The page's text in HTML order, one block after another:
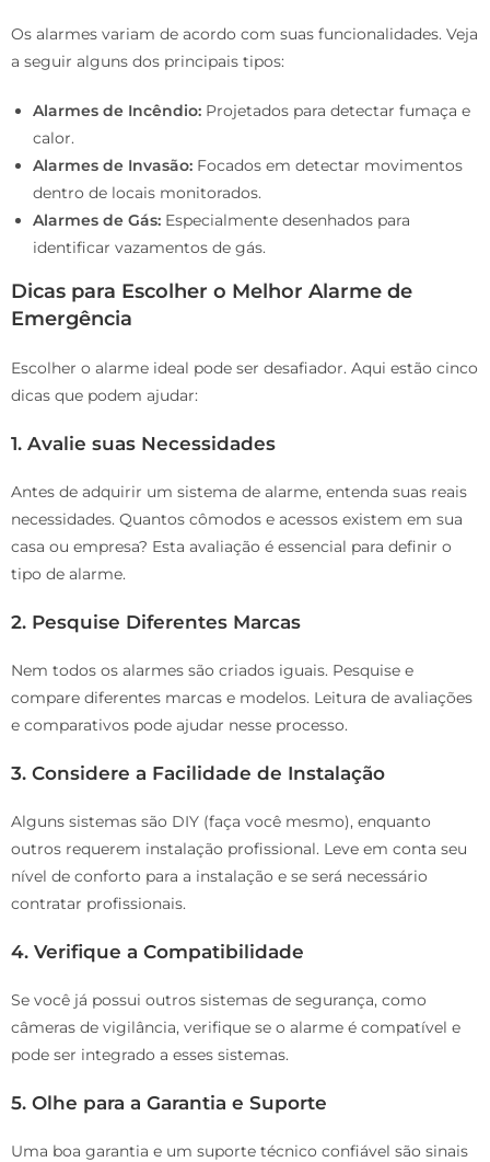
Os alarmes variam de acordo com suas funcionalidades. Veja
a seguir alguns dos principais tipos:
Alarmes de Incêndio: Projetados para detectar fumaça e
calor.
Alarmes de Invasão: Focados em detectar movimentos
dentro de locais monitorados.
Alarmes de Gás: Especialmente desenhados para
identificar vazamentos de gás.
Dicas para Escolher o Melhor Alarme de
Emergência
Escolher o alarme ideal pode ser desafiador. Aqui estão cinco
dicas que podem ajudar:
1. Avalie suas Necessidades
Antes de adquirir um sistema de alarme, entenda suas reais
necessidades. Quantos cômodos e acessos existem em sua
casa ou empresa? Esta avaliação é essencial para definir o
tipo de alarme.
2. Pesquise Diferentes Marcas
Nem todos os alarmes são criados iguais. Pesquise e
compare diferentes marcas e modelos. Leitura de avaliações
e comparativos pode ajudar nesse processo.
3. Considere a Facilidade de Instalação
Alguns sistemas são DIY (faça você mesmo), enquanto
outros requerem instalação profissional. Leve em conta seu
nível de conforto para a instalação e se será necessário
contratar profissionais.
4. Verifique a Compatibilidade
Se você já possui outros sistemas de segurança, como
câmeras de vigilância, verifique se o alarme é compatível e
pode ser integrado a esses sistemas.
5. Olhe para a Garantia e Suporte
Uma boa garantia e um suporte técnico confiável são sinais